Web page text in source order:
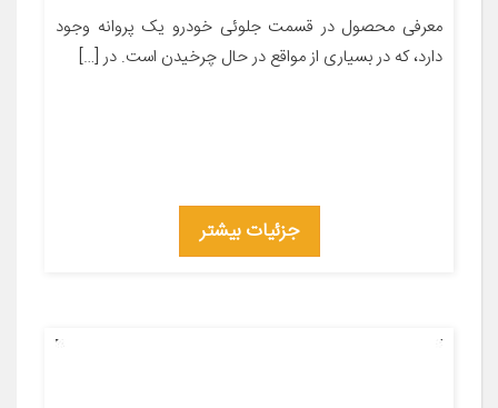
معرفی محصول در قسمت جلوئی خودرو یک پروانه وجود
دارد، که در بسیاری از مواقع در حال چرخیدن است. در […]
جزئیات بیشتر